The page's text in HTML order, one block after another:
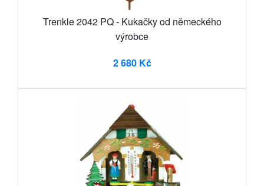
Trenkle 2042 PQ - Kukačky od německého
výrobce
2 680 Kč